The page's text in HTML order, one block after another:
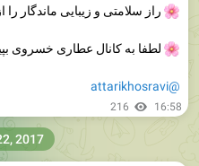
راز سلامتی و زیبایی ماندگار را
لطفا به کانال عطاری خسروی
@attarikhosravi
216 16:58
2017